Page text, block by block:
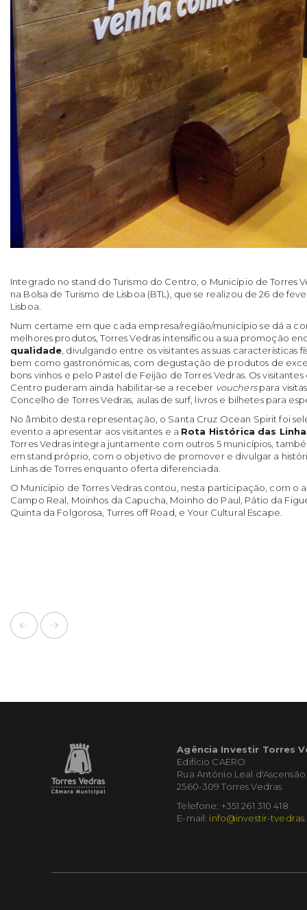
Integrado no stand do Turismo do Centro, o Município de Torres
na Bolsa de Turismo de Lisboa (BTL), que se realizou de 26 de
Lisboa.
Num certame em que cada empresa/região/município se dá a
melhores produtos, Torres Vedras intensificou a sua promoção
qualidade , divulgando entre os visitantes as suas características
bem como gastronómicas, com degustação de produtos de
bons vinhos e pelo Pastel de Feijão de Torres Vedras. Os
Centro puderam ainda habilitar-se a receber voucherspara
Concelho de Torres Vedras, aulas de surf, livros e bilhetes para
No âmbito desta representação, o Santa Cruz Ocean Spirit foi
evento a apresentar aos visitantes e a Rota Histórica das
Torres Vedras integra juntamente com outros 5 municípios,
em stand próprio, com o objetivo de promover e divulgar a
Linhas de Torres enquanto oferta diferenciada.
O Município de Torres Vedras contou, nesta participação, com o
Campo Real, Moinhos da Capucha, Moinho do Paul, Pátio da
Quinta da Folgorosa, Turres off Road, e Your Cultural Escape.
Agência Investir Torres
Edifício CAERO
Rua António Leal d'Ascensão
2560-309 Torres Vedras
Telefone: +351 261 310 418
E-mail: info@investir-